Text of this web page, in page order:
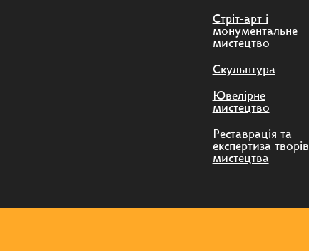
Стріт-арт і
монументальне
мистецтво
Скульптура
Ювелірне
мистецтво
Реставрація та
експертиза творів
мистецтва